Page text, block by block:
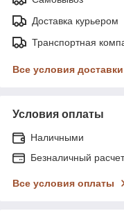
Доставка курьером
Транспортная
Все условия доставки
Условия оплаты
Наличными
Безналичный расчет
Все условия оплаты